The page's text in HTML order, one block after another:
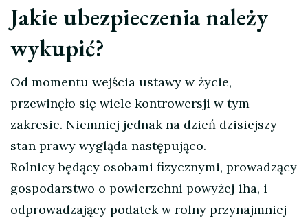
Jakie ubezpieczenia należy
wykupić?
Od momentu wejścia ustawy w życie,
przewinęło się wiele kontrowersji w tym
zakresie. Niemniej jednak na dzień dzisiejszy
stan prawy wygląda następująco.
Rolnicy będący osobami fizycznymi, prowadzący
gospodarstwo o powierzchni powyżej 1ha, i
odprowadzający podatek w rolny przynajmniej